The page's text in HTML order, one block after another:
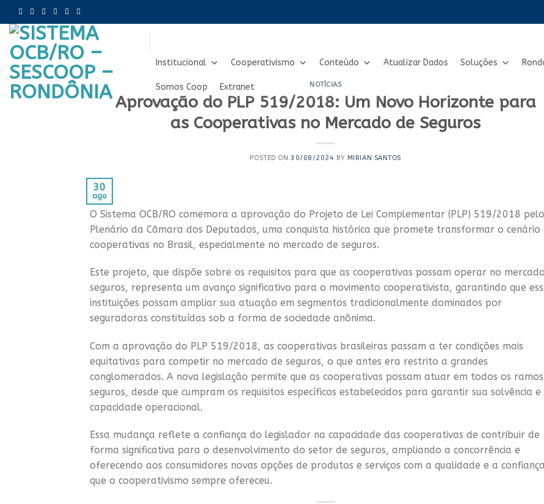
to
content
Institucional Cooperativismo Conteúdo Atualizar Dados Soluções
Somos Coop Extranet NOTÍCIAS
Aprovação do PLP 519/2018: Um Novo Horizonte para
as Cooperativas no Mercado de Seguros
POSTED ON30/08/2024 BY MIRIAN SANTOS
30
ago
O Sistema OCB/RO comemora a aprovação do Projeto de Lei Complementar (PLP) 519/2018 pelo
Plenário da Câmara dos Deputados, uma conquista histórica que promete transformar o cenário
cooperativas no Brasil, especialmente no mercado de seguros.
Este projeto, que dispõe sobre os requisitos para que as cooperativas possam operar no
seguros, representa um avanço significativo para o movimento cooperativista, garantindo que
instituições possam ampliar sua atuação em segmentos tradicionalmente dominados por
seguradoras constituídas sob a forma de sociedade anônima.
Com a aprovação do PLP 519/2018, as cooperativas brasileiras passam a ter condições mais
equitativas para competir no mercado de seguros, o que antes era restrito a grandes
conglomerados. A nova legislação permite que as cooperativas possam atuar em todos os
seguros, desde que cumpram os requisitos específicos estabelecidos para garantir sua solvência e
capacidade operacional.
Essa mudança reflete a confiança do legislador na capacidade das cooperativas de contribuir de
forma significativa para o desenvolvimento do setor de seguros, ampliando a concorrência e
oferecendo aos consumidores novas opções de produtos e serviços com a qualidade e a confiança
que o cooperativismo sempre ofereceu.